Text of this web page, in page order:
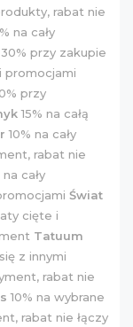
rabat nie
na cały
przy zakupie
promocjami
przy
15% na całą
10% na cały
rabat nie
na cały
Świat
cięte i
Tatuum
z innymi
rabat nie
10% na wybrane
rabat nie łączy